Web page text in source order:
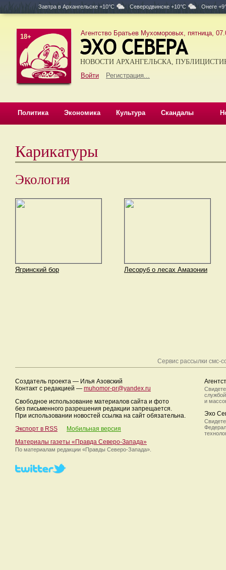
Завтра в Архангельске +10°C Северодвинске +10°C Онеге
18+ Агентство Братьев Мухоморовых, пятница,
Войти Регистрация...
НОВОСТИ АРХАНГЕЛЬСКА,
Политика Экономика Культура Скандалы
Карикатуры
Экология
Ягринский бор Лесоруб о лесах Амазонии
Сервис рассылки смс-
Создатель проекта — Илья Азовский
Контакт с редакцией — muhomor-pr@yandex.ru
Свободное использование материалов сайта и фото
без письменного разрешения редакции запрещается.
При использовании новостей ссылка на сайт обязательна.
Экспорт в RSS
Мобильная версия
Материалы газеты «Правда Северо-Запада»
По материалам редакции «Правды Северо-Запада».
и
Эхо